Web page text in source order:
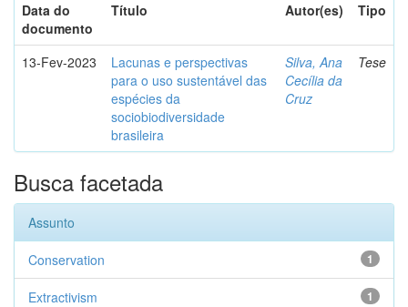
Data do
documento
Título Autor(es) Tipo
13-Fev-2023
Lacunas e perspectivas
para o uso sustentável das
espécies da
sociobiodiversidade
brasileira
Silva, Ana
Cecília da
Cruz
Tese
Busca facetada
Assunto
1
Conservation
1
Extractivism